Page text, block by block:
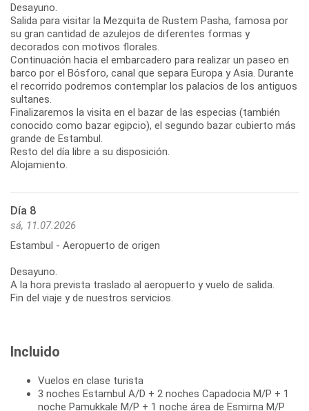
Desayuno.
Salida para visitar la Mezquita de Rustem Pasha, famosa por
su gran cantidad de azulejos de diferentes formas y
decorados con motivos florales.
Continuación hacia el embarcadero para realizar un paseo en
barco por el Bósforo, canal que separa Europa y Asia. Durante
el recorrido podremos contemplar los palacios de los antiguos
sultanes.
Finalizaremos la visita en el bazar de las especias (también
conocido como bazar egipcio), el segundo bazar cubierto más
grande de Estambul.
Resto del día libre a su disposición.
Alojamiento.
Día 8
sá, 11.07.2026
Estambul - Aeropuerto de origen
Desayuno.
A la hora prevista traslado al aeropuerto y vuelo de salida.
Fin del viaje y de nuestros servicios.
Incluido
Vuelos en clase turista
3 noches Estambul A/D + 2 noches Capadocia M/P + 1
noche Pamukkale M/P + 1 noche área de Esmirna M/P